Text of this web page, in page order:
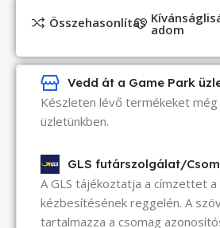
Összehasonlítás adom
Vedd át a Game Park
Készleten lévő termékeket
üzletünkben.
GLS futárszolgálat/
A GLS tájékoztatja a címzettet a
kézbesítésének reggelén. A
tartalmazza a csomag